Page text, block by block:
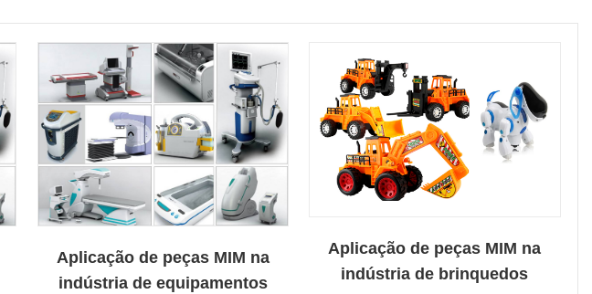
Aplicação de peças MIM na
indústria de equipamentos
Aplicação de peças MIM na
indústria de brinquedos